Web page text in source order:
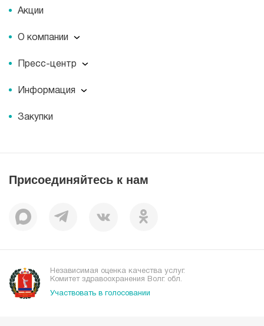
Акции
О компании
О компании
История
Документы
Пациентам
Пресс-центр
Пресс-центр
Журнал для пациентов «МЕДСИ СЕГОДНЯ»
Информация
Информация
Закупки
Присоединяйтесь к нам
Независимая оценка качества услуг.
Комитет здравоохранения Волг. обл.
Участвовать в голосовании